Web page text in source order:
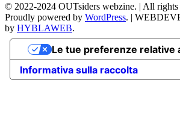
© 2022-2024 OUTsiders webzine. | All rights
Proudly powered by WordPress. |
by HYBLAWEB.
Informativa sulla raccolta
Le tue preferenze relative